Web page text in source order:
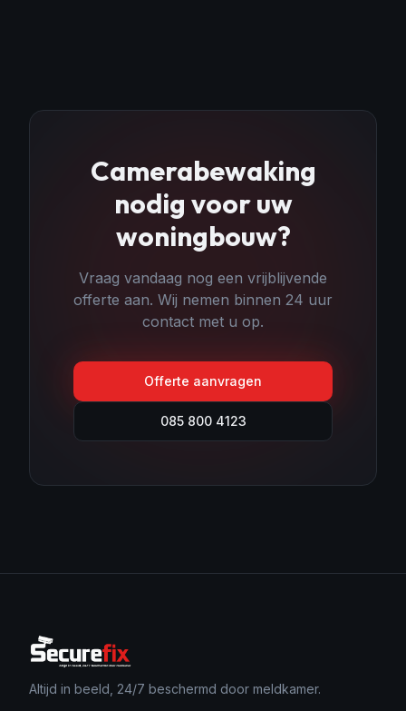
Camerabewaking
nodig voor uw
woningbouw?
Vraag vandaag nog een vrijblijvende
offerte aan. Wij nemen binnen 24 uur
contact met u op.
Offerte aanvragen
085 800 4123
Altijd in beeld, 24/7 beschermd door meldkamer.